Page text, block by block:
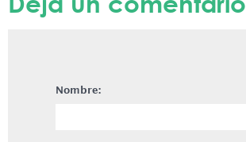
Nombre: